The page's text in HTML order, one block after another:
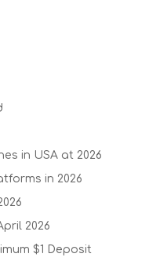
in USA at 2026
in 2026
2026
$1 Deposit